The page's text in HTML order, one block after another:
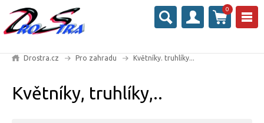
0
Drostra.cz Pro zahradu Květníky. truhlíky...
Květníky, truhlíky,..